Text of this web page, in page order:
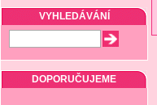
VYHLEDÁVÁNÍ
DOPORUČUJEME